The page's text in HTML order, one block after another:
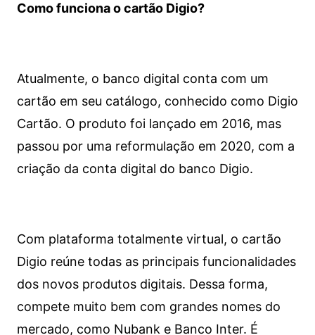
Como funciona o cartão Digio?
Atualmente, o banco digital conta com um
cartão em seu catálogo, conhecido como Digio
Cartão. O produto foi lançado em 2016, mas
passou por uma reformulação em 2020, com a
criação da conta digital do banco Digio.
Com plataforma totalmente virtual, o cartão
Digio reúne todas as principais funcionalidades
dos novos produtos digitais. Dessa forma,
compete muito bem com grandes nomes do
mercado, como Nubank e Banco Inter. É